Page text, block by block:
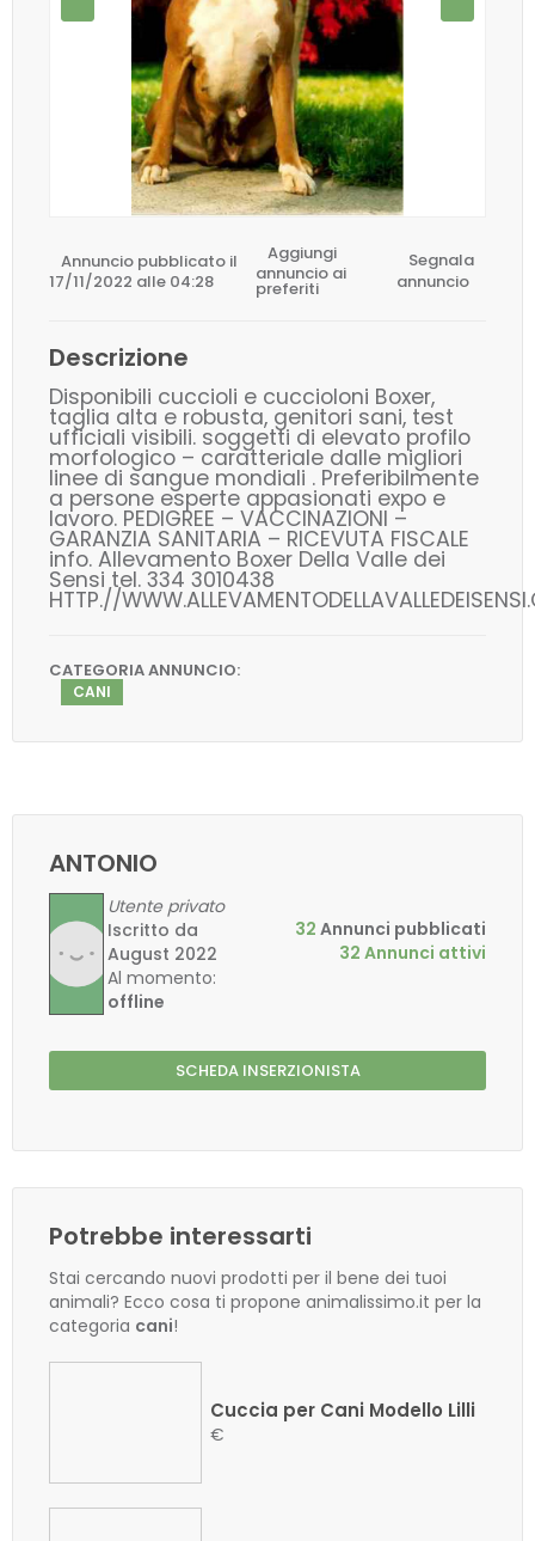
Annuncio pubblicato il
17/11/2022 alle 04:28
Aggiungi
annuncio ai
preferiti
Segnala
annuncio
Descrizione
Disponibili cuccioli e cuccioloni Boxer,
taglia alta e robusta, genitori sani, test
ufficiali visibili. soggetti di elevato profilo
morfologico – caratteriale dalle migliori
linee di sangue mondiali . Preferibilmente
a persone esperte appasionati expo e
lavoro. PEDIGREE – VACCINAZIONI –
GARANZIA SANITARIA – RICEVUTA FISCALE
info. Allevamento Boxer Della Valle dei
Sensi tel. 334 3010438
HTTP.//
CATEGORIA ANNUNCIO:
CANI
ANTONIO
Utente privato
Iscritto da
August 2022
Al momento:
offline
32 Annunci pubblicati
32 Annunci attivi
SCHEDA INSERZIONISTA
Potrebbe interessarti
Stai cercando nuovi prodotti per il bene dei tuoi
animali? Ecco cosa ti propone animalissimo.it per la
categoria cani!
Cuccia per Cani Modello Lilli
€